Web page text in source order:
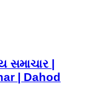
સમાચાર |
| Dahod